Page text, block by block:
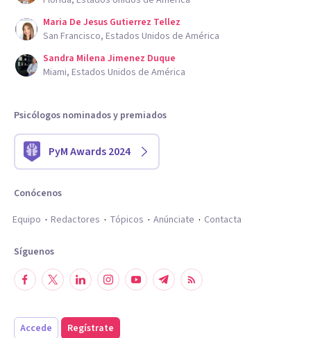
Maria De Jesus Gutierrez Tellez
San Francisco, Estados Unidos de América
Sandra Milena Jimenez Duque
Miami, Estados Unidos de América
Psicólogos nominados y premiados
PyM Awards 2024
Conócenos
Equipo
Redactores Tópicos Anúnciate Contacta
Síguenos
Accede Regístrate